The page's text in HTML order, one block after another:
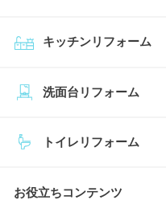
キッチンリフォーム
トイレリフォーム
洗面台リフォーム
お役立ちコンテンツ